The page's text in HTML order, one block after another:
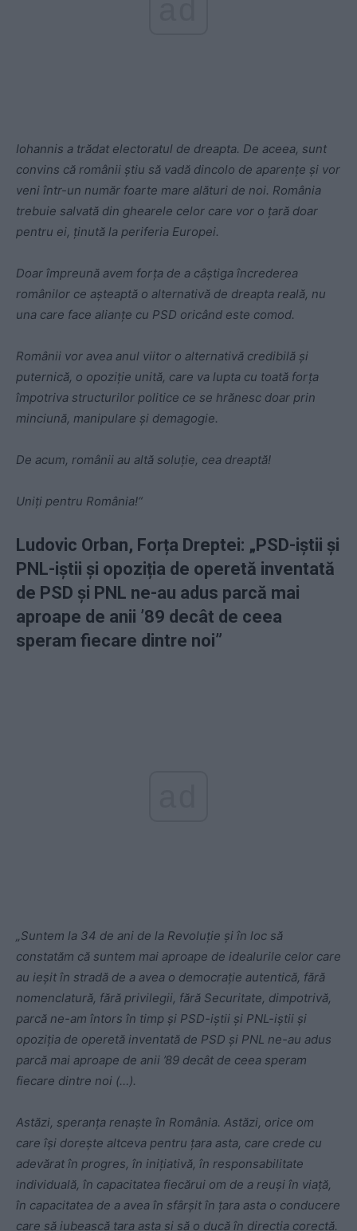
Iohannis a trădat electoratul de dreapta. De aceea, sunt
convins că românii ştiu să vadă dincolo de aparențe și vor
veni într-un număr foarte mare alături de noi. România
trebuie salvată din ghearele celor care vor o țară doar
pentru ei, ținută la periferia Europei.
Doar împreună avem forța de a câștiga încrederea
românilor ce așteaptă o alternativă de dreapta reală, nu
una care face alianțe cu PSD oricând este comod.
Românii vor avea anul viitor o alternativă credibilă și
puternică, o opoziţie unită, care va lupta cu toată forța
împotriva structurilor politice ce se hrănesc doar prin
minciună, manipulare și demagogie.
De acum, românii au altă soluție, cea dreaptă!
Uniți pentru România!“
Ludovic Orban, Forța Dreptei: „PSD-iștii și
PNL-iștii și opoziția de operetă inventată
de PSD și PNL ne-au adus parcă mai
aproape de anii ’89 decât de ceea
speram fiecare dintre noi”
„Suntem la 34 de ani de la Revoluție și în loc să
constatăm că suntem mai aproape de idealurile celor care
au ieșit în stradă de a avea o democrație autentică, fără
nomenclatură, fără privilegii, fără Securitate, dimpotrivă,
parcă ne-am întors în timp și PSD-iștii și PNL-iștii și
opoziția de operetă inventată de PSD și PNL ne-au adus
parcă mai aproape de anii ’89 decât de ceea speram
fiecare dintre noi (…).
Astăzi, speranța renaște în România. Astăzi, orice om
care își dorește altceva pentru țara asta, care crede cu
adevărat în progres, în inițiativă, în responsabilitate
individuală, în capacitatea fiecărui om de a reuși în viață,
în capacitatea de a avea în sfârșit în țara asta o conducere
care să iubească țara asta și să o ducă în direcția corectă.